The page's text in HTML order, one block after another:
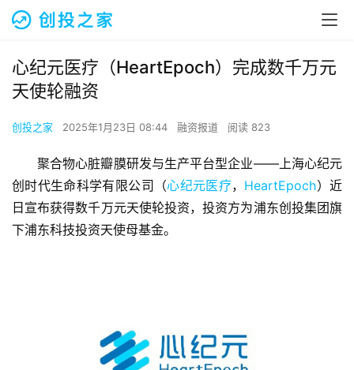
心纪元医疗（HeartEpoch）完成数千万元
天使轮融资
创投之家 2025年1月23日 08:44 融资报道 阅读 823
聚合物心脏瓣膜研发与生产平台型企业——上海心纪元
创时代生命科学有限公司（心纪元医疗， HeartEpoch）近
日宣布获得数千万元天使轮投资，投资方为浦东创投集团旗
下浦东科技投资天使母基金。